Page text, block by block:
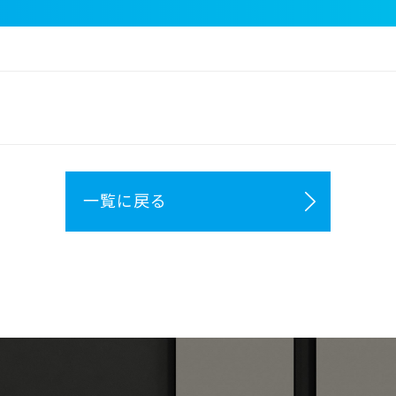
一覧に戻る